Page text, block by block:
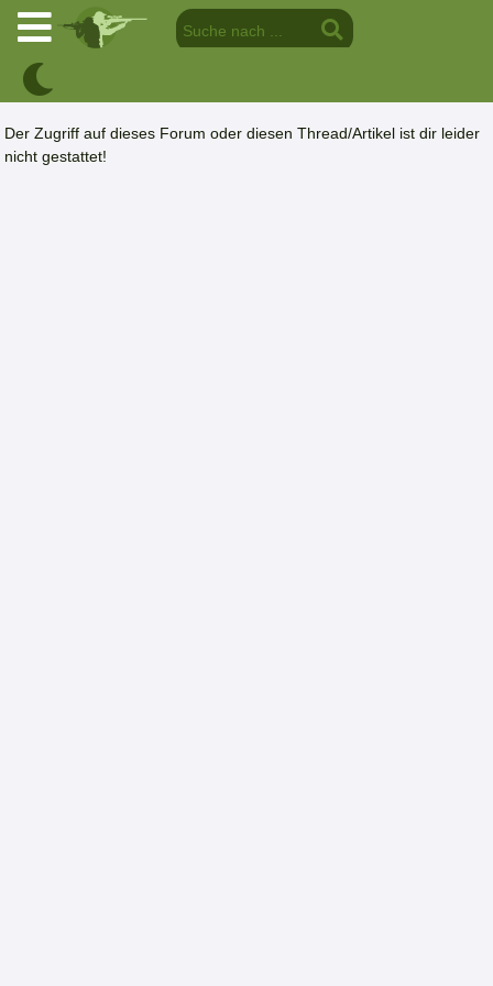
Der Zugriff auf dieses Forum oder diesen Thread/Artikel ist dir leider
nicht gestattet!